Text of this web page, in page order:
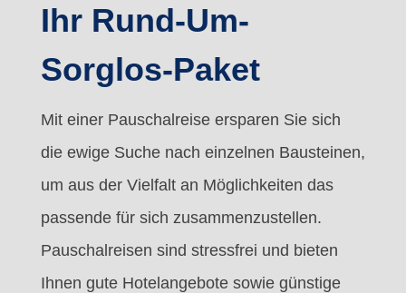
Ihr Rund-Um-
Sorglos-Paket
Mit einer Pauschalreise ersparen Sie sich
die ewige Suche nach einzelnen Bausteinen,
um aus der Vielfalt an Möglichkeiten das
passende für sich zusammenzustellen.
Pauschalreisen sind stressfrei und bieten
Ihnen gute Hotelangebote sowie günstige